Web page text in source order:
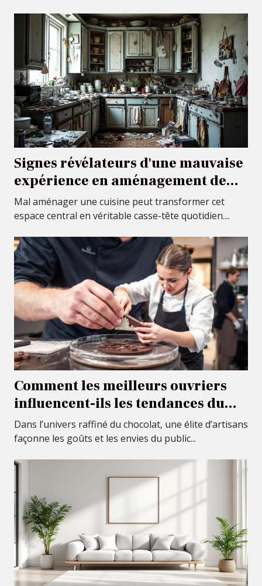
Signes révélateurs d'une mauvaise
expérience en aménagement de
cuisine
Mal aménager une cuisine peut transformer cet
espace central en véritable casse-tête quotidien....
Comment les meilleurs ouvriers
influencent-ils les tendances du
chocolat ?
Dans l’univers raffiné du chocolat, une élite d’artisans
façonne les goûts et les envies du public...